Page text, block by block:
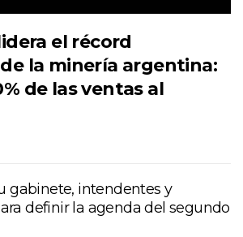
el récord
la minería argentina:
de las ventas al
gabinete, intendentes y
definir la agenda del segundo